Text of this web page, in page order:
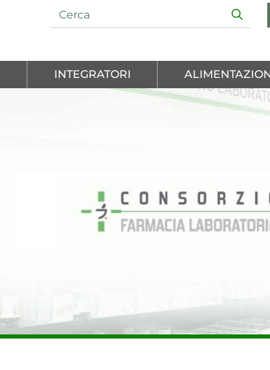
INTEGRATORI